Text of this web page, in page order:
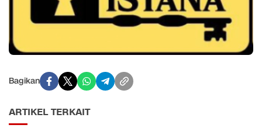
Bagikan
ARTIKEL TERKAIT